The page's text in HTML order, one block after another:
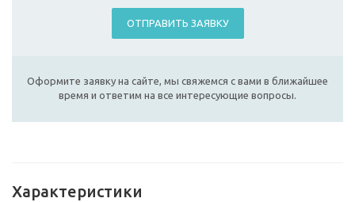
ОТПРАВИТЬ ЗАЯВКУ
Оформите заявку на сайте, мы свяжемся с вами в ближайшее
время и ответим на все интересующие вопросы.
Характеристики